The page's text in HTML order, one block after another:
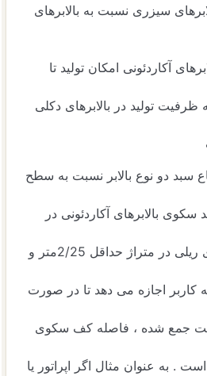
سیزری نسبت به بالابرهای
آکاردئونی امکان تولید تا
تولید در بالابرهای دکلی
سبد دو نوع بالابر نسبت به سطح
بالابرهای آکاردئونی در
ریلی در متراژ حداقل 2/25
متر و
کاربر اجازه می دهد تا در صورت
جمع شده ، فاصله کف سکوی
. به عنوان مثال اگر اپراتور یا